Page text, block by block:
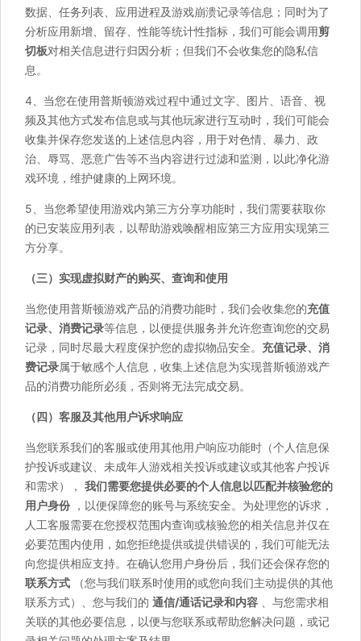
数据、任务列表、应用进程及游戏崩溃记录等信息；同时为了
分析应用新增、留存、性能等统计性指标，我们可能会调用剪
切板对相关信息进行归因分析；但我们不会收集您的隐私信
息。
4、当您在使用普斯顿游戏过程中通过文字、图片、语音、视
频及其他方式发布信息或与其他玩家进行互动时，我们可能会
收集并保存您发送的上述信息内容，用于对色情、暴力、政
治、辱骂、恶意广告等不当内容进行过滤和监测，以此净化游
戏环境，维护健康的上网环境。
5、当您希望使用游戏内第三方分享功能时，我们需要获取你
的已安装应用列表，以帮助游戏唤醒相应第三方应用实现第三
方分享。
（三）实现虚拟财产的购买、查询和使用
当您使用普斯顿游戏产品的消费功能时，我们会收集您的充值
记录、消费记录等信息，以便提供服务并允许您查询您的交易
记录，同时尽最大程度保护您的虚拟物品安全。 充值记录、消
费记录属于敏感个人信息，收集上述信息为实现普斯顿游戏产
品的消费功能所必须，否则将无法完成交易。
（四）客服及其他用户诉求响应
当您联系我们的客服或使用其他用户响应功能时（个人信息保
护投诉或建议、未成年人游戏相关投诉或建议或其他客户投诉
和需求）， 我们需要您提供必要的个人信息以匹配并核验您的
用户身份，以便保障您的账号与系统安全。为处理您的诉求，
人工客服需要在您授权范围内查询或核验您的相关信息并仅在
必要范围内使用，如您拒绝提供或提供错误的，我们可能无法
向您提供相应支持。在确认您用户身份后，我们还会保存您的
联系方式 （您与我们联系时使用的或您向我们主动提供的其他
联系方式）、您与我们的 通信/通话记录和内容 、与您需求相
关联的其他必要信息，以便与您联系或帮助您解决问题，或记